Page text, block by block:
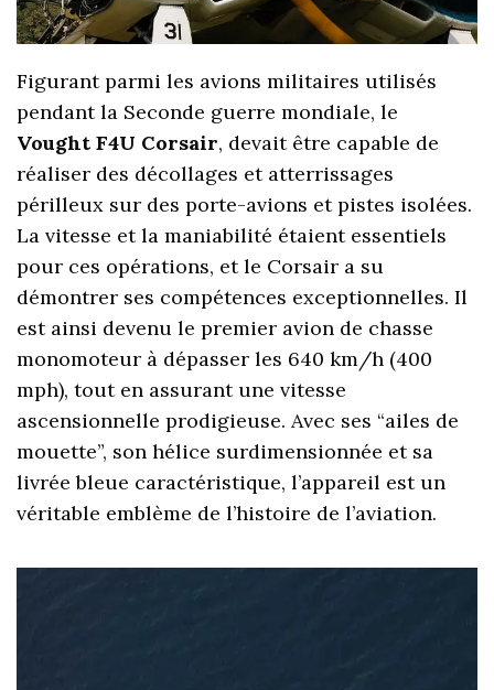
Figurant parmi les avions militaires utilisés
pendant la Seconde guerre mondiale, le
Vought F4U Corsair, devait être capable de
réaliser des décollages et atterrissages
périlleux sur des porte-avions et pistes isolées.
La vitesse et la maniabilité étaient essentiels
pour ces opérations, et le Corsair a su
démontrer ses compétences exceptionnelles. Il
est ainsi devenu le premier avion de chasse
monomoteur à dépasser les 640 km/h (400
mph), tout en assurant une vitesse
ascensionnelle prodigieuse. Avec ses “ailes de
mouette”, son hélice surdimensionnée et sa
livrée bleue caractéristique, l’appareil est un
véritable emblème de l’histoire de l’aviation.